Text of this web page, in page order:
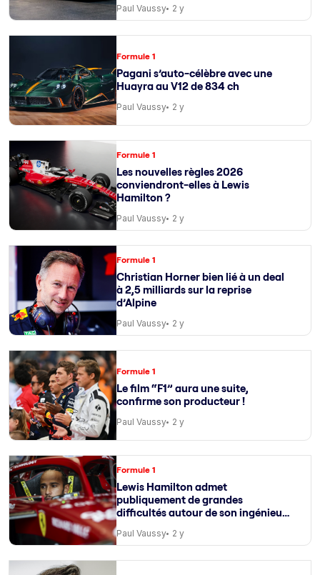
Paul Vaussy 2 y
Formule 1
Pagani s’auto-célèbre avec une
Huayra au V12 de 834 ch
Paul Vaussy 2 y
Formule 1
Les nouvelles règles 2026
conviendront-elles à Lewis
Hamilton ?
Paul Vaussy 2 y
Formule 1
Christian Horner bien lié à un deal
à 2,5 milliards sur la reprise
d’Alpine
Paul Vaussy 2 y
Formule 1
Le film “F1” aura une suite,
confirme son producteur !
Paul Vaussy 2 y
Formule 1
Lewis Hamilton admet
publiquement de grandes
difficultés autour de son ingénieur
Paul Vaussy 2 y